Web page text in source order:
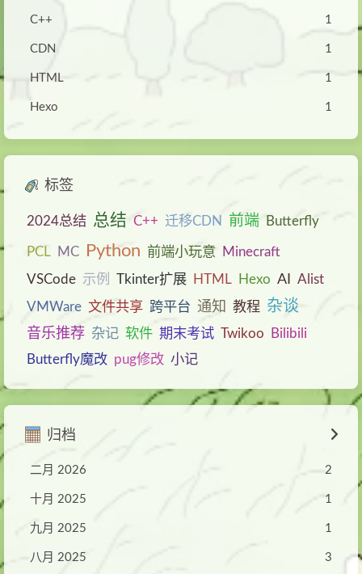
C++ 1
CDN 1
HTML 1
Hexo 1
标签
2024总结 总结 C++ 迁移CDN 前端 Butterfly
PCL MC Python 前端小玩意
Minecraft
VSCode 示例 Tkinter扩展 HTML Hexo AI
Alist
VMWare 文件共享 跨平台 通知 教程 杂谈
音乐推荐 杂记 软件 期末考试 Twikoo
Bilibili
Butterfly魔改 pug修改 小记
归档
二月 2026 2
十月 2025 1
九月 2025 1
八月 2025 3